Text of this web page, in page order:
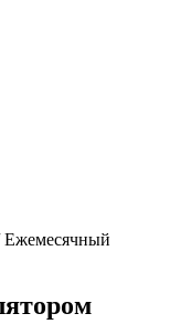
Ежемесячный